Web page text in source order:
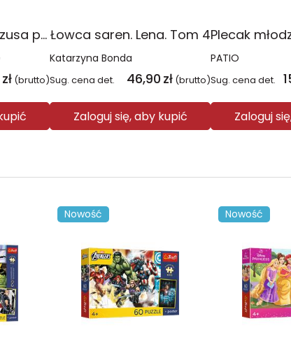
Religia Poznaję Jezusa podręcznik dla klasy 3 szkoły podstawowej
zł (brutto)
Łowca saren. Lena. Tom 4
Katarzyna Bonda
Sug. cena det. 46,90 zł (brutto)
Zaloguj się, aby kupić
PATIO
Sug. cena det.
Zaloguj
Nowość Nowość